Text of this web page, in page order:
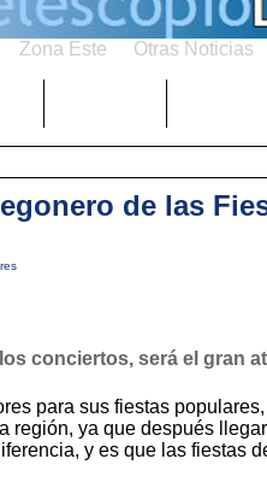
Zona Este Otras Noticias
de las
conciertos, será el gran
para sus fiestas
región, ya que después
y es que las fiestas